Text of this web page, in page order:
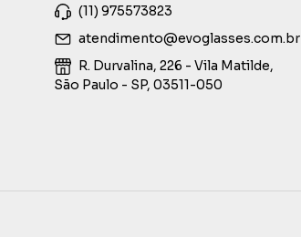
(11) 975573823
atendimento@evoglasses.com.br
R. Durvalina, 226 - Vila Matilde,
São Paulo - SP, 03511-050